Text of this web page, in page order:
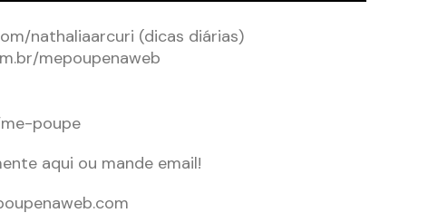
nathaliaarcuri (dicas diárias)
mepoupenaweb
poupe
aqui ou mande email!